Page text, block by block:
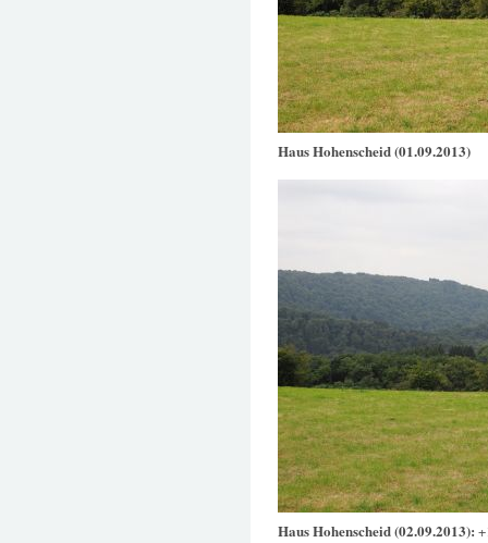
Haus Hohenscheid (01.09.2013)
Haus Hohenscheid (02.09.2013):